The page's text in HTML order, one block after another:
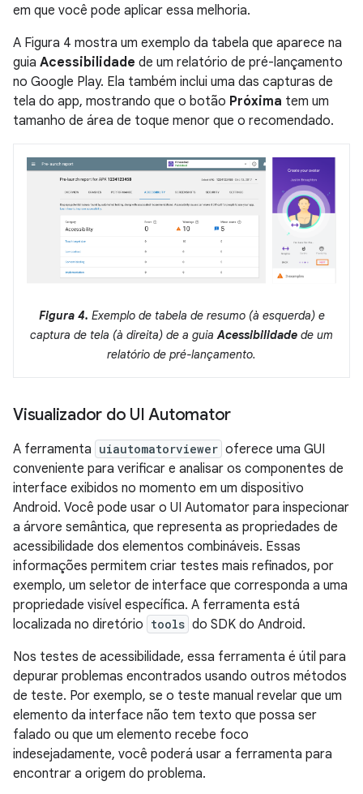
em que você pode aplicar essa melhoria.
A Figura 4 mostra um exemplo da tabela que aparece na
guia Acessibilidade de um relatório de pré-lançamento
no Google Play. Ela também inclui uma das capturas de
tela do app, mostrando que o botão Próxima tem um
tamanho de área de toque menor que o recomendado.
Figura 4. Exemplo de tabela de resumo (à esquerda) e
captura de tela (à direita) de a guiaAcessibilidade de um
relatório de pré-lançamento.
Visualizador do UI Automator
A ferramenta uiautomatorviewer oferece uma GUI
conveniente para verificar e analisar os componentes de
interface exibidos no momento em um dispositivo
Android. Você pode usar o UI Automator para inspecionar
a árvore semântica, que representa as propriedades de
acessibilidade dos elementos combináveis. Essas
informações permitem criar testes mais refinados, por
exemplo, um seletor de interface que corresponda a uma
propriedade visível específica. A ferramenta está
localizada no diretório tools do SDK do Android.
Nos testes de acessibilidade, essa ferramenta é útil para
depurar problemas encontrados usando outros métodos
de teste. Por exemplo, se o teste manual revelar que um
elemento da interface não tem texto que possa ser
falado ou que um elemento recebe foco
indesejadamente, você poderá usar a ferramenta para
encontrar a origem do problema.